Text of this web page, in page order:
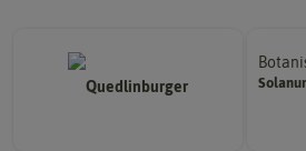
Namen